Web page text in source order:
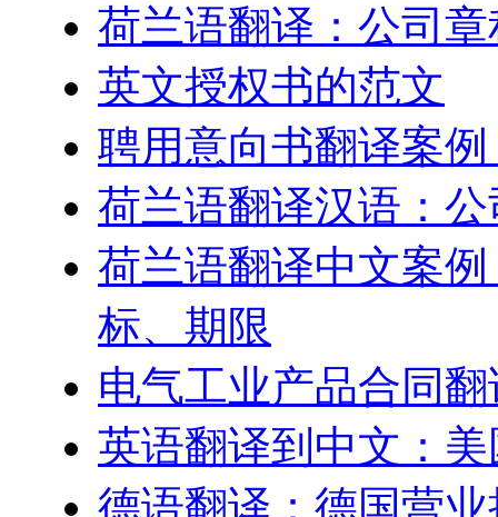
荷兰语翻译：公司
英文授权书的范文
聘用意向书翻译案
荷兰语翻译汉语：
荷兰语翻译中文案
标、期限
电气工业产品合同
英语翻译到中文：
德语翻译：德国营